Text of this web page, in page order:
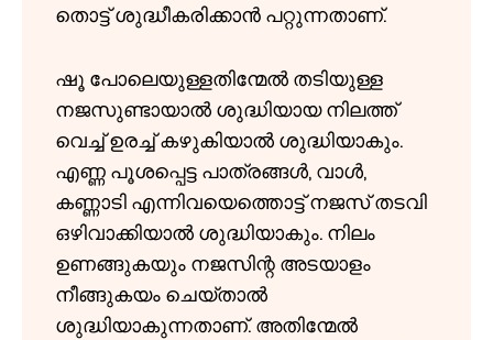
തൊട്ട് ശുദ്ധീകരിക്കാൻ പറ്റുന്നതാണ്.
ഷൂ പോലെയുള്ളതിന്മേൽ തടിയുള്ള
നജസുണ്ടായാൽ ശുദ്ധിയായ നിലത്ത്
വെച്ച് ഉരച്ച് കഴുകിയാൽ ശുദ്ധിയാകും.
എണ്ണ പൂശപ്പെട്ട പാത്രങ്ങൾ, വാൾ,
കണ്ണാടി എന്നിവയെത്തൊട്ട് നജസ് തടവി
ഒഴിവാക്കിയാൽ ശുദ്ധിയാകും. നിലം
ഉണങ്ങുകയും നജസിന്റ അടയാളം
നീങ്ങുകയം ചെയ്താൽ
ശുദ്ധിയാകുന്നതാണ്. അതിന്മേൽ